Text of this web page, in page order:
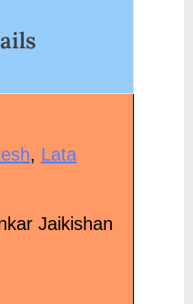
, Lata
Jaikishan